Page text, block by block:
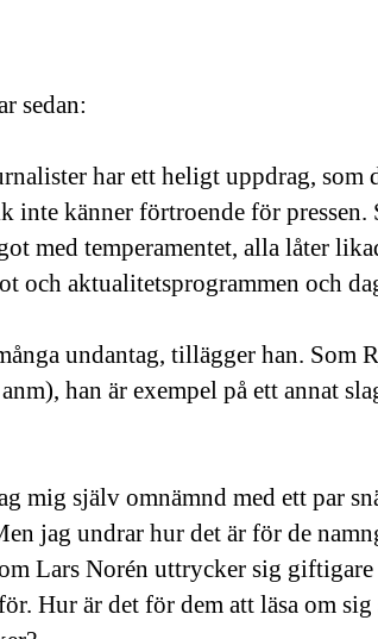
sedan:
har ett heligt uppdrag, som
inte känner förtroende för pressen.
med temperamentet, alla låter
och aktualitetsprogrammen och
undantag, tillägger han. Som
han är exempel på ett annat
mig själv omnämnd med ett par
jag undrar hur det är för de
Lars Norén uttrycker sig
Hur är det för dem att läsa om